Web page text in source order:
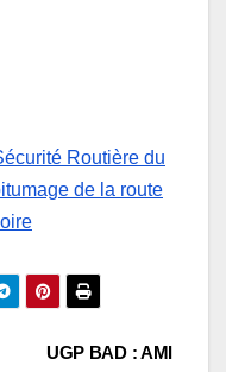
Routière du
de la route
UGP BAD : AMI